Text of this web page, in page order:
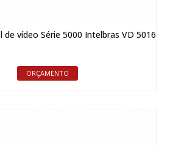
de vídeo Série 5000 Intelbras VD 5016
ORÇAMENTO